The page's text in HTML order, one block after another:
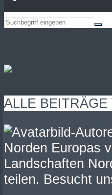
ALLE
Norden Europas
Landschaften
teilen. Besucht